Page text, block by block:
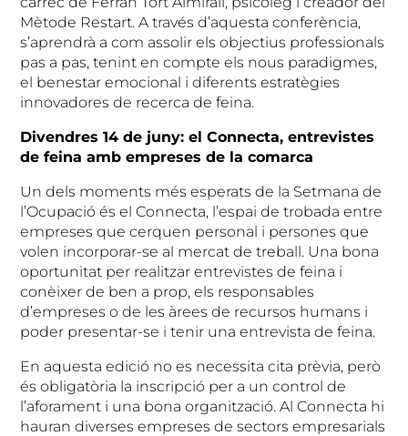
Mètode Restart. A través d’aquesta conferència,
s’aprendrà a com assolir els objectius professionals
pas a pas, tenint en compte els nous paradigmes,
el benestar emocional i diferents estratègies
innovadores de recerca de feina.
Divendres 14 de juny: el Connecta, entrevistes
de feina amb empreses de la comarca
Un dels moments més esperats de la Setmana de
l’Ocupació és el Connecta, l’espai de trobada entre
empreses que cerquen personal i persones que
volen incorporar-se al mercat de treball. Una bona
oportunitat per realitzar entrevistes de feina i
conèixer de ben a prop, els responsables
d’empreses o de les àrees de recursos humans i
poder presentar-se i tenir una entrevista de feina.
En aquesta edició no es necessita cita prèvia, però
és obligatòria la inscripció per a un control de
l’aforament i una bona organització. Al Connecta hi
hauran diverses empreses de sectors empresarials